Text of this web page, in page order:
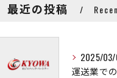
最近の投稿
2025/